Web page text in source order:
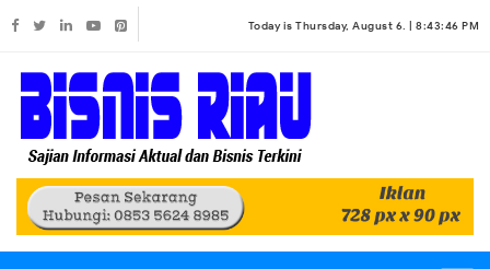
Today is Thursday, August 6. | 8:43:46 PM